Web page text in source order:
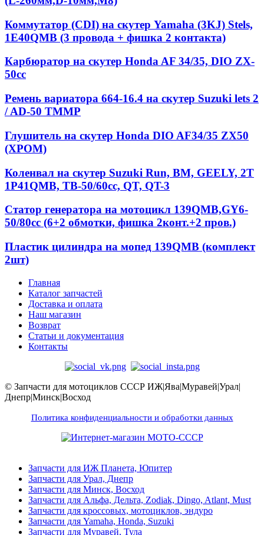
Коммутатор (CDI) на скутер Yamaha (3KJ) Stels,
1E40QMB (3 провода + фишка 2 контакта)
Карбюратор на скутер Honda AF 34/35, DIO ZX-
50cc
Ремень вариатора 664-16.4 на скутер Suzuki lets 2
/ AD-50 TMMP
Глушитель на скутер Honda DIO AF34/35 ZX50
(ХРОМ)
Коленвал на скутер Suzuki Run, BM, GEELY, 2T
1P41QMB, ТВ-50/60сс, QT, QT-3
Статор генератора на мотоцикл 139QМВ,GY6-
50/80сс (6+2 обмотки, фишка 2конт.+2 пров.)
Пластик цилиндра на мопед 139QMB (комплект
2шт)
Главная
Каталог запчастей
Доставка и оплата
Наш магазин
Возврат
Статьи и документация
Контакты
© Запчасти для мотоциклов СССР ИЖ|Ява|Муравей|Урал|
Днепр|Минск|Восход
Политика конфиденциальности и обработки данных
Запчасти для ИЖ Планета, Юпитер
Запчасти для Урал, Днепр
Запчасти для Минск, Восход
Запчасти для Альфа, Дельта, Zodiak, Dingo, Atlant, Must
Запчасти для кроссовых, мотоциклов, эндуро
Запчасти для Yamaha, Honda, Suzuki
Запчасти для Муравей, Тула